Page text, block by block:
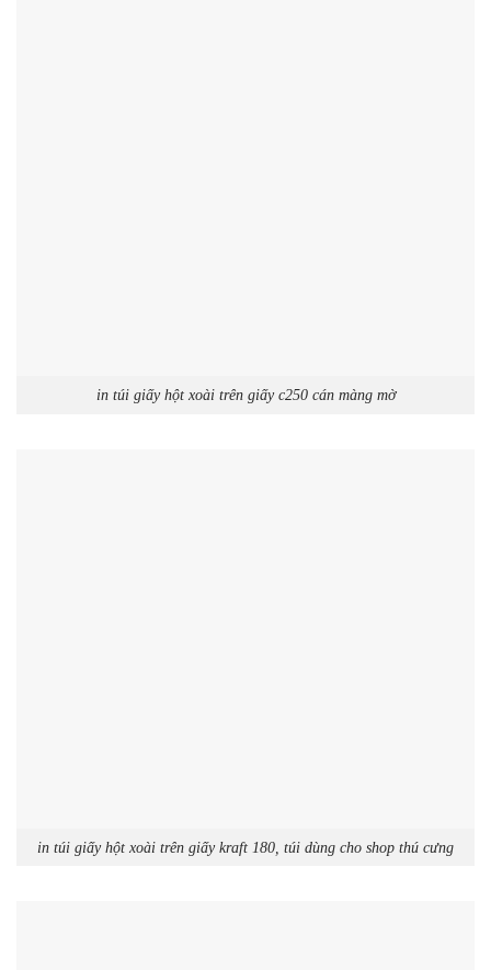
in túi giấy hột xoài trên giấy c250 cán màng mờ
in túi giấy hột xoài trên giấy kraft 180, túi dùng cho shop thú cưng